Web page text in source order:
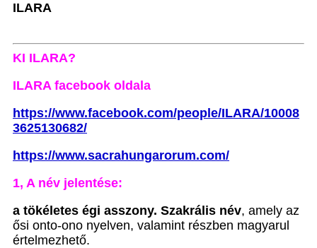
ILARA
KI ILARA?
ILARA facebook oldala
https://www.facebook.com/people/ILARA/10008
3625130682/
https://www.sacrahungarorum.com/
1, A név jelentése:
a tökéletes égi asszony. Szakrális név, amely az
ősi onto-ono nyelven, valamint részben magyarul
értelmezhető.